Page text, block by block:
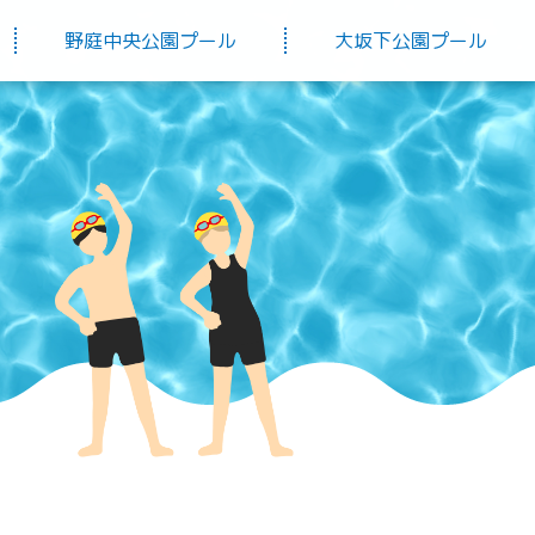
野庭中央公園プール 大坂下公園プール